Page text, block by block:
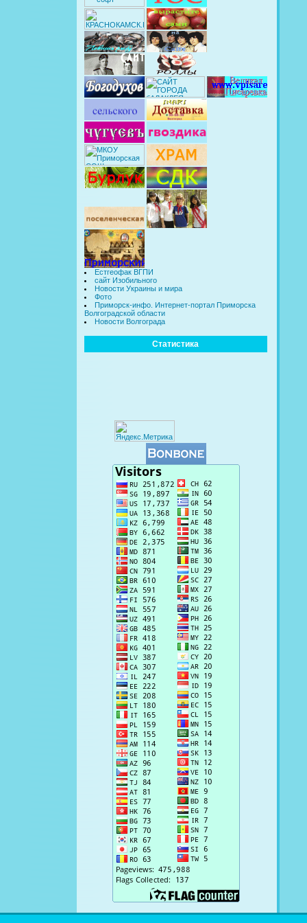
Естгеофак ВГПИ
сайт Изобильного
Новости Украины и мира
Фото
Приморск-инфо. Интернет-портал Приморска
Волгоградской области
Новости Волгограда
Статистика